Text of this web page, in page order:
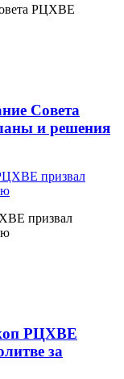
РЦХВЕ
Совета
и решения
призвал
РЦХВЕ
за